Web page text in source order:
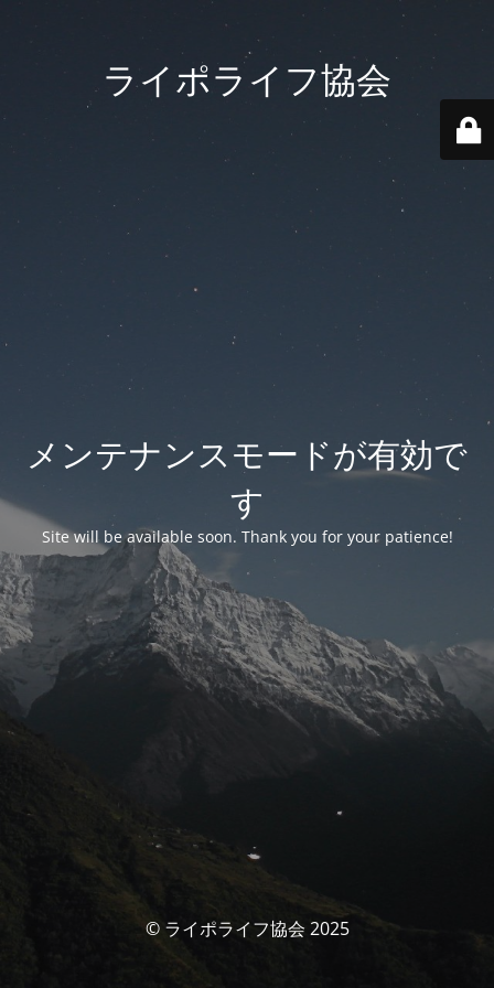
ライポライフ協会
メンテナンスモードが有効で
す
Site will be available soon. Thank you for your patience!
© ライポライフ協会 2025